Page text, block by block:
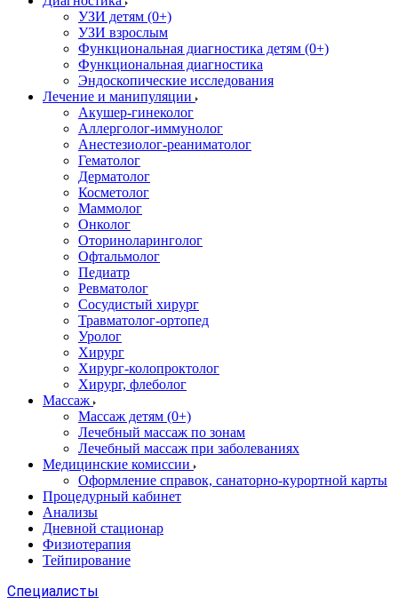
УЗИ детям (0+)
УЗИ взрослым
Функциональная диагностика детям (0+)
Функциональная диагностика
Эндоскопические исследования
Лечение и манипуляции
Акушер-гинеколог
Аллерголог-иммунолог
Анестезиолог-реаниматолог
Гематолог
Дерматолог
Косметолог
Маммолог
Онколог
Оториноларинголог
Офтальмолог
Педиатр
Ревматолог
Сосудистый хирург
Травматолог-ортопед
Уролог
Хирург
Хирург-колопроктолог
Хирург, флеболог
Массаж
Массаж детям (0+)
Лечебный массаж по зонам
Лечебный массаж при заболеваниях
Медицинские комиссии
Оформление справок, санаторно-курортной карты
Процедурный кабинет
Анализы
Дневной стационар
Физиотерапия
Тейпирование
Специалисты